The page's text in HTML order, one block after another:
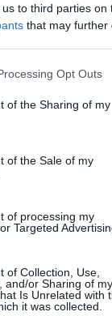
to third parties on
that may further
Opt Outs
of the Sharing of my
of the Sale of my
of processing my
Targeted
of Collection, Use,
and/or Sharing of my
Is Unrelated with
it was collected.
από